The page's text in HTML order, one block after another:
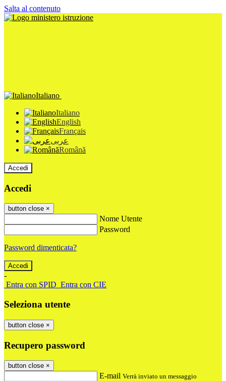
Salta al contenuto
Italiano
Italiano
English
Français
عربى
Română
Accedi
Accedi
button close ×
Nome Utente
Password
Password dimenticata?
-
Entra con SPID Entra con CIE
Seleziona utente
button close ×
Recupero password
button close ×
E-mail Verrà inviato un messaggio